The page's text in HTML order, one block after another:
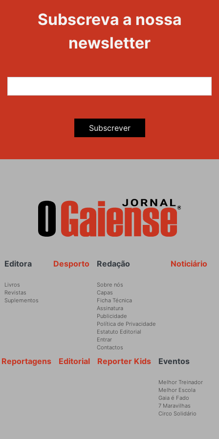
Evento
Subscreva a nossa
newsletter
Subscrever
Rodapé Noticiário
Redação
Sobre nós
Capas
Ficha Técnica
Assinatura
Publicidade
Política de Privacidade
Estatuto Editorial
Entrar
Contactos
Desporto
Editora
Livros
Revistas
Suplementos
Eventos
Melhor Treinador
Melhor Escola
Gaia é Fado
7 Maravilhas
Circo Solidário
Reporter Kids
Editorial
Reportagens